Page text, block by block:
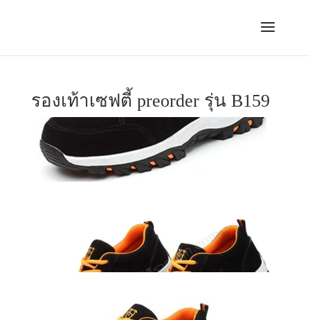
รองเท้าเซฟตี้ preorder รุ่น B159